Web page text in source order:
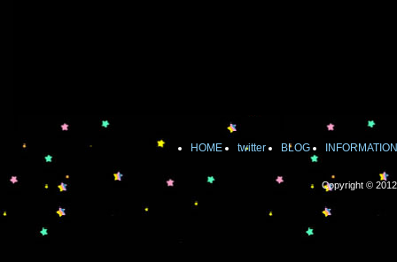
HOME twitter BLOG INFORMATION
Copyright ©